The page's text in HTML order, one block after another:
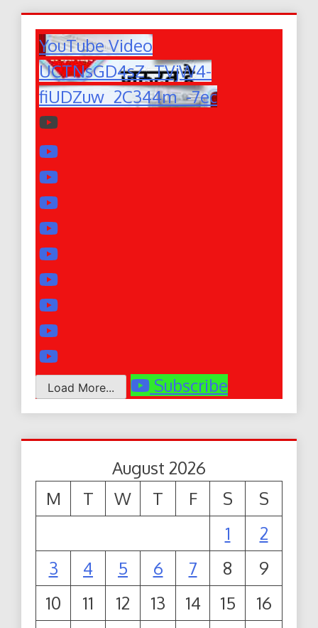
YouTube Video
UCTNsGD4sZ_TVjW4-
fiUDZuw_2C344m_-7ec
Load More... Subscribe
August 2026
M
T W T F S
S
1
2
3
4 5 6 7 8
9
10
11 12 13 14 15
16